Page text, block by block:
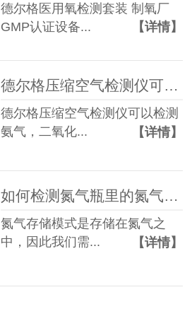
德尔格医用氧检测套装 制氧厂
GMP认证设备...
【详情】
德尔格压缩空气检测仪可测10种有毒有害气体 简单快捷
德尔格压缩空气检测仪可以检测
氨气，二氧化...
【详情】
如何检测氮气瓶里的氮气纯度 氮气中相关杂质的检测
氮气存储模式是存储在氮气之
中，因此我们需...
【详情】